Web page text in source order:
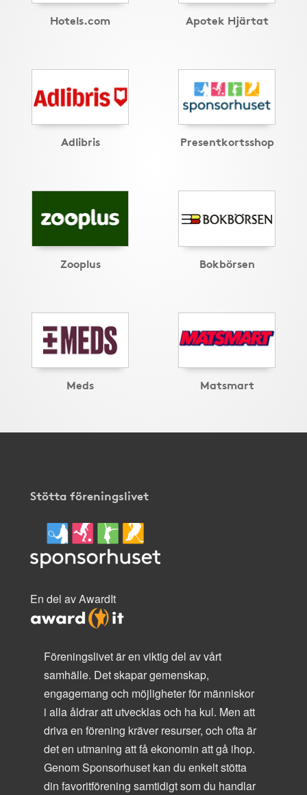
Hotels.com Apotek Hjärtat
Adlibris Presentkortsshop
Zooplus Bokbörsen
Meds Matsmart
Stötta föreningslivet
En del av AwardIt
Föreningslivet är en viktig del av vårt
samhälle. Det skapar gemenskap,
engagemang och möjligheter för människor
i alla åldrar att utvecklas och ha kul. Men att
driva en förening kräver resurser, och ofta är
det en utmaning att få ekonomin att gå ihop.
Genom Sponsorhuset kan du enkelt stötta
din favoritförening samtidigt som du handlar